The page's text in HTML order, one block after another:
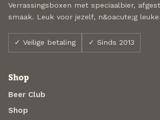
Verrassingsboxen met speciaalbier,
smaak. Leuk voor jezelf, n&oacute;g
✓ Veilige betaling ✓ Sinds 2013
Shop
Beer Club
Shop